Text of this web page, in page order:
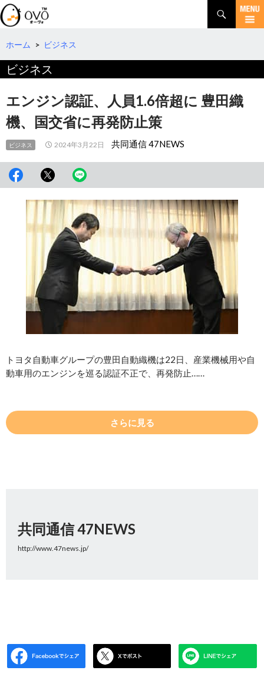
検
索
コ
テ
へ
動
ホーム > ビジネス
ビジネス
エンジン認証、人員1.6倍超に 豊田織
機、国交省に再発防止策
ビジネス 2024年3月22日 共同通信 47NEWS
トヨタ自動車グループの豊田自動織機は22日、産業機械用や自
動車用のエンジンを巡る認証不正で、再発防止……
さらに見る
共同通信 47NEWS
http://www.47news.jp/